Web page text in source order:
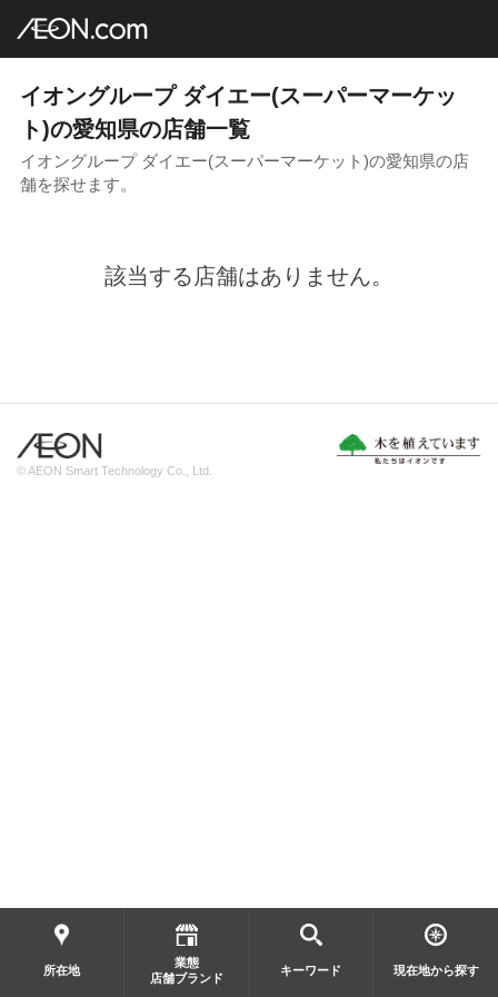
イオングループ店舗一覧
イオングループ ダイエー(スーパーマーケッ
ト)の愛知県の店舗一覧
イオングループ ダイエー(スーパーマーケット)の愛知県の店
舗を探せます。
該当する店舗はありません。
所在地
業態
店舗ブランド
キーワード 現在地から探す
© AEON Smart Technology Co., Ltd.